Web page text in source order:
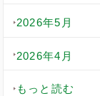
2026年5月
2026年4月
もっと読む